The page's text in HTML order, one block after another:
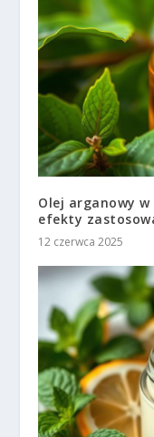
Olej arganowy w
efekty
12 czerwca 2025